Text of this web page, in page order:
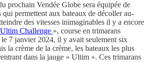
prochain Vendée Globe sera équipée de
qui permettent aux bateaux de décoller au-
des vitesses inimaginables il y a encore
Challenge », course en trimarans
7 janvier 2024, il y avait seulement six
la crème de la crème, les bateaux les plus
dans la jauge « Ultim ». Ces trimarans